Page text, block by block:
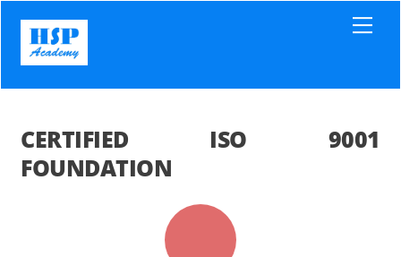
content
CERTIFIED ISO 9001
FOUNDATION